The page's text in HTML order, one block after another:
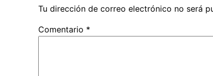
Tu dirección de correo electrónico no será
Comentario *